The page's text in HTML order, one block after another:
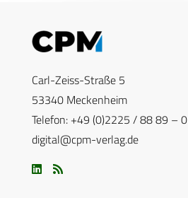
Carl-Zeiss-Straße 5
53340 Meckenheim
Telefon: +49 (0)2225 / 88 89 – 0
digital@cpm-verlag.de